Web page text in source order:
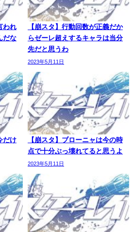
われ
だな
【崩スタ】行動回数が正義だか
らゼーレ超えするキャラは当分
先だと思うわ
2023年5月11日
だけ
【崩スタ】ブローニャは今の時
点で十分ぶっ壊れてると思うよ
2023年5月11日